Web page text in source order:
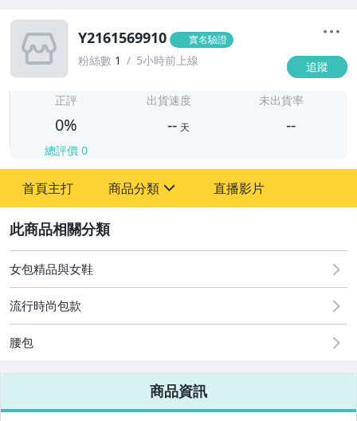
Y2161569910 實名驗證
粉絲數 1 5小時前上線 追蹤
正評
0%
總評價 0
出貨速度
-- 天
未出貨率
--
首頁主打 商品分類
古董、藝術與礦石
手機、配件與通訊
電腦、平板與周邊
直播影片
女包精品與女鞋
流行時尚包款
腰包
商品資訊